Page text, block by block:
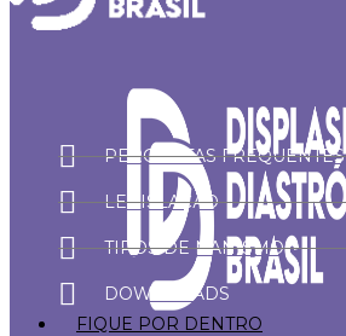
PERGUNTAS FREQUENTES
LEGISLAÇÃO
TIPOS DE NANISMO
DOWNLOADS
FIQUE POR DENTRO